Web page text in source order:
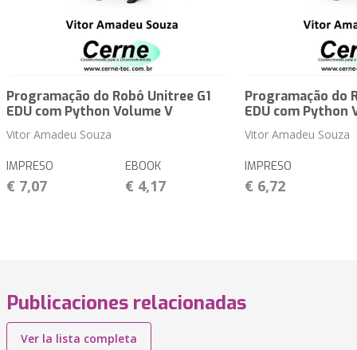
Programação do Robô Unitree G1
EDU com Python Volume V
Vitor Amadeu Souza
IMPRESO
€ 7,07
EBOOK
€ 4,17
Programação do
EDU com Python
Vitor Amadeu Souza
IMPRESO
€ 6,72
Publicaciones relacionadas
Ver la lista completa